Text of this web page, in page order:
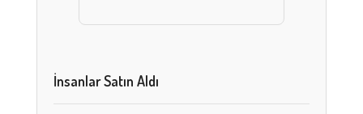
İnsanlar Satın Aldı